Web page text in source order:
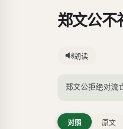
郑文公不
朗读
郑文公拒绝对流
对照 原文